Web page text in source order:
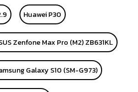
Huawei P30
Zenfone Max Pro (M2) ZB631KL
Galaxy S10 (SM-G973)